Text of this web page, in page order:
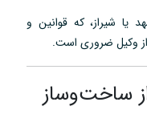
یا شیراز، که قوانین و
از وکیل ضروری است.
ساخت‌وساز